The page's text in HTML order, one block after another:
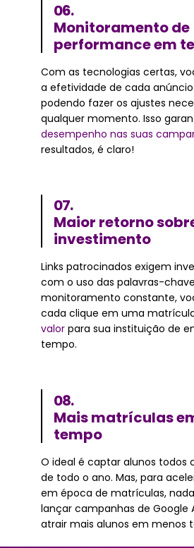
06.
Monitoramento de
performance em
Com as tecnologias certas,
a efetividade de cada
podendo fazer os ajustes
qualquer momento. Isso
desempenho nas suas
resultados, é claro!
07.
Maior retorno
investimento
Links patrocinados exigem
com o uso das palavras-
monitoramento constante,
cada clique em uma
valorpara sua instituição de
tempo.
08.
Mais matrículas
tempo
O ideal é captar alunos todos
de todo o ano. Mas, para
em época de matrículas,
lançar campanhas de Google
atrair mais alunos em menos